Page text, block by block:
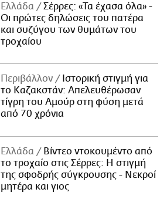
Ελλάδα
Σέρρες: «Τα έχασα όλα» -
Οι πρώτες δηλώσεις του πατέρα
και συζύγου των θυμάτων του
τροχαίου
Περιβάλλον
Ιστορική στιγμή για
το Καζακστάν: Απελευθέρωσαν
τίγρη του Αμούρ στη φύση μετά
από 70 χρόνια
Ελλάδα
Βίντεο ντοκουμέντο από
το τροχαίο στις Σέρρες: Η στιγμή
της σφοδρής σύγκρουσης - Νεκροί
μητέρα και γιος